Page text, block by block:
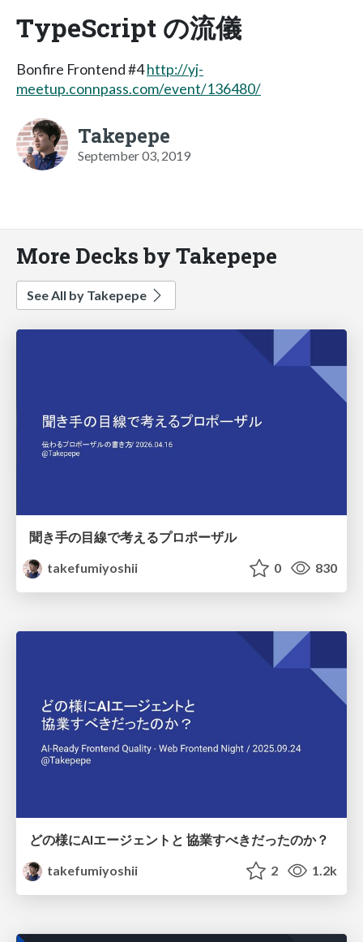
TypeScript の流儀
Bonfire Frontend #4http://yj-
meetup.connpass.com/event/136480/
Takepepe
September 03, 2019
More Decks by Takepepe
See All by Takepepe
聞き手の目線で考えるプロポーザル
takefumiyoshii
0 830
どの様にAIエージェントと 協業すべきだったのか？
takefumiyoshii
2 1.2k